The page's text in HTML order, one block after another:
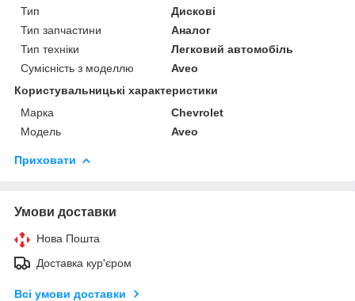
Тип
Дискові
Тип запчастини
Аналог
Тип техніки
Легковий автомобіль
Сумісність з моделлю
Aveo
Користувальницькі характеристики
Марка
Chevrolet
Модель
Aveo
Приховати
Умови доставки
Нова Пошта
Доставка кур'єром
Всі умови доставки